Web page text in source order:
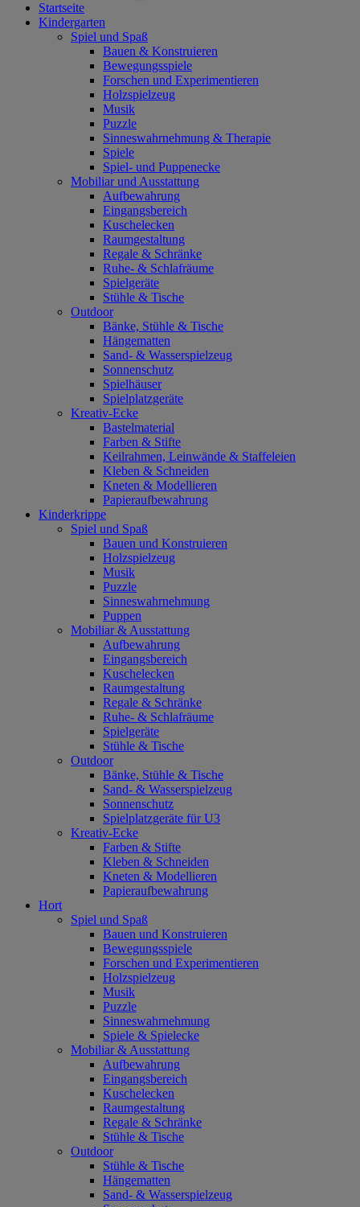
Startseite
Kindergarten
Spiel und Spaß
Bauen & Konstruieren
Bewegungsspiele
Forschen und Experimentieren
Holzspielzeug
Musik
Puzzle
Sinneswahrnehmung & Therapie
Spiele
Spiel- und Puppenecke
Mobiliar und Ausstattung
Aufbewahrung
Eingangsbereich
Kuschelecken
Raumgestaltung
Regale & Schränke
Ruhe- & Schlafräume
Spielgeräte
Stühle & Tische
Outdoor
Bänke, Stühle & Tische
Hängematten
Sand- & Wasserspielzeug
Sonnenschutz
Spielhäuser
Spielplatzgeräte
Kreativ-Ecke
Bastelmaterial
Farben & Stifte
Keilrahmen, Leinwände & Staffeleien
Kleben & Schneiden
Kneten & Modellieren
Papieraufbewahrung
Kinderkrippe
Spiel und Spaß
Bauen und Konstruieren
Holzspielzeug
Musik
Puzzle
Sinneswahrnehmung
Puppen
Mobiliar & Ausstattung
Aufbewahrung
Eingangsbereich
Kuschelecken
Raumgestaltung
Regale & Schränke
Ruhe- & Schlafräume
Spielgeräte
Stühle & Tische
Outdoor
Bänke, Stühle & Tische
Sand- & Wasserspielzeug
Sonnenschutz
Spielplatzgeräte für U3
Kreativ-Ecke
Farben & Stifte
Kleben & Schneiden
Kneten & Modellieren
Papieraufbewahrung
Hort
Spiel und Spaß
Bauen und Konstruieren
Bewegungsspiele
Forschen und Experimentieren
Holzspielzeug
Musik
Puzzle
Sinneswahrnehmung
Spiele & Spielecke
Mobiliar & Ausstattung
Aufbewahrung
Eingangsbereich
Kuschelecken
Raumgestaltung
Regale & Schränke
Stühle & Tische
Outdoor
Stühle & Tische
Hängematten
Sand- & Wasserspielzeug